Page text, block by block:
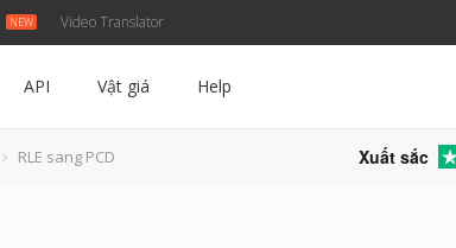
Video Translator
API Vật giá Help
RLE sang PCD Xuất sắc